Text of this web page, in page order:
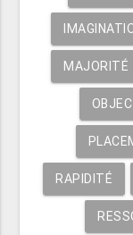
MAJORITÉ
RAPIDITÉ